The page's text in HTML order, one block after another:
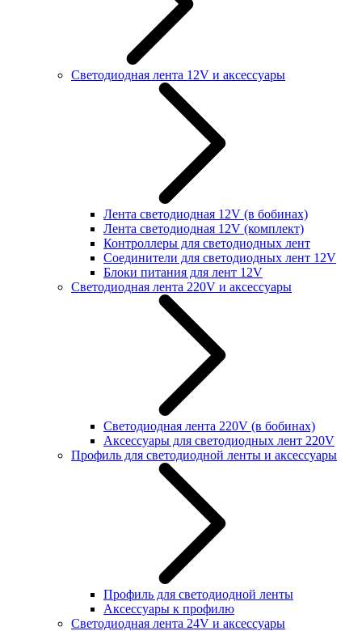
Светодиодная лента 12V и аксессуары
Лента светодиодная 12V (в бобинах)
Лента светодиодная 12V (комплект)
Контроллеры для светодиодных лент
Соединители для светодиодных лент 12V
Блоки питания для лент 12V
Светодиодная лента 220V и аксессуары
Светодиодная лента 220V (в бобинах)
Аксессуары для светодиодных лент 220V
Профиль для светодиодной ленты и аксессуары
Профиль для светодиодной ленты
Аксессуары к профилю
Светодиодная лента 24V и аксессуары